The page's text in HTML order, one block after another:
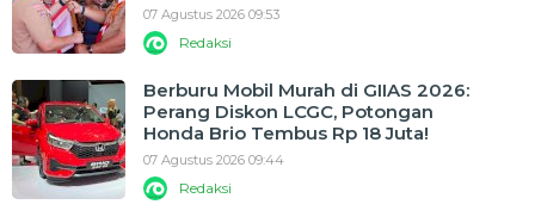
07 Agustus 2026 09:53
Redaksi
Berburu Mobil Murah di GIIAS 2026:
Perang Diskon LCGC, Potongan
Honda Brio Tembus Rp 18 Juta!
07 Agustus 2026 09:44
Redaksi